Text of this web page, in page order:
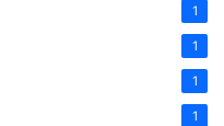
1
1
1
1